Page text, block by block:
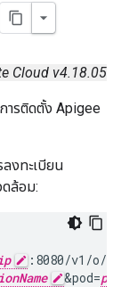
Cloud v4.18.05
ารติดตั้ง Apigee
งทะเบียน
ล้อม:
:8080/v1/o/
&pod=